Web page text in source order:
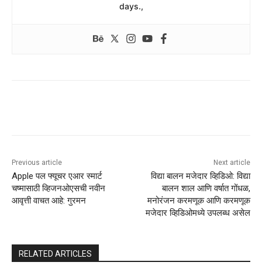
days.,
Previous article
Apple पल फ्यूचर एआर स्मार्ट
चष्मासाठी व्हिजनओएसची नवीन
आवृत्ती वाचत आहे: गुरमन
Next article
विद्या बालन मजेदार व्हिडिओ: विद्या
बालन शाल आणि वर्षात गोंधळ,
मनोरंजन करमणूक आणि करमणूक
मजेदार व्हिडिओमध्ये उपलब्ध असेल
RELATED ARTICLES